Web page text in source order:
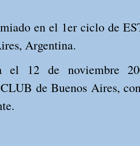
en el 1er ciclo de
Argentina.
el 12 de noviembre
de Buenos Aires,